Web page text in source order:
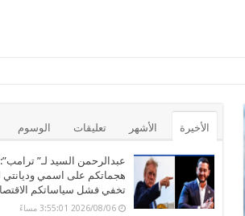
الأخيرة الأشهر تعليقات الوسوم
عبدالرحمن السيد لـ” ترامب”:
هجماتكم على اسمي وديانتي
تخفي فشل سياساتكم
2026/08/06 3:55:01 مساءً